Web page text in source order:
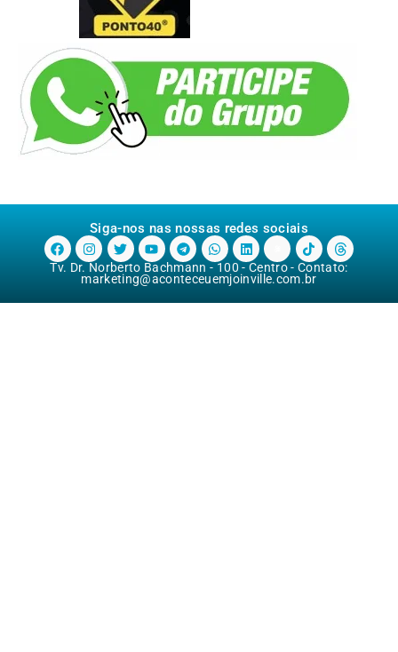
Siga-nos nas nossas redes sociais
Tv. Dr. Norberto Bachmann - 100 - Centro - Contato:
marketing@aconteceuemjoinville.com.br